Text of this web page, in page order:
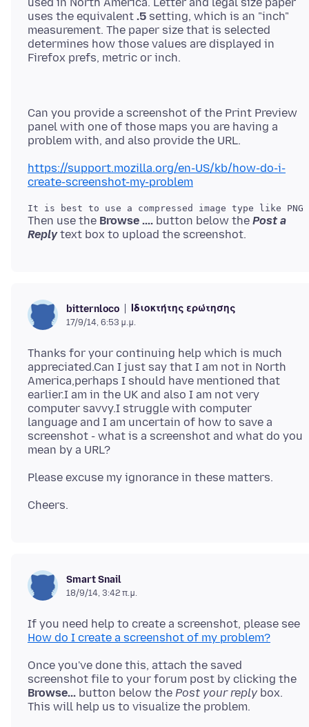
uses the equivalent .5 setting, which is an "inch"
measurement. The paper size that is selected
determines how those values are displayed in
Can you provide a screenshot of the Print Preview
panel with one of those maps you are having a
https://support.mozilla.org/en-US/kb/how-do-i-
create-screenshot-my-problem
Then use the Browse .... button below the Post a
Reply
bitternloco Ιδιοκτήτης ερώτησης
17/9/14, 6:53 μ.μ.
Thanks for your continuing help which is much
appreciated.Can I just say that I am not in North
America,perhaps I should have mentioned that
earlier.I am in the UK and also I am not very
computer savvy.I struggle with computer
language and I am uncertain of how to save a
screenshot - what is a screenshot and what do you
Smart Snail
18/9/14, 3:42 π.μ.
If you need help to create a screenshot, please see
How do I create a screenshot of my problem?
Once you've done this, attach the saved
screenshot file to your forum post by clicking the
Browse... button below the Post your reply box.